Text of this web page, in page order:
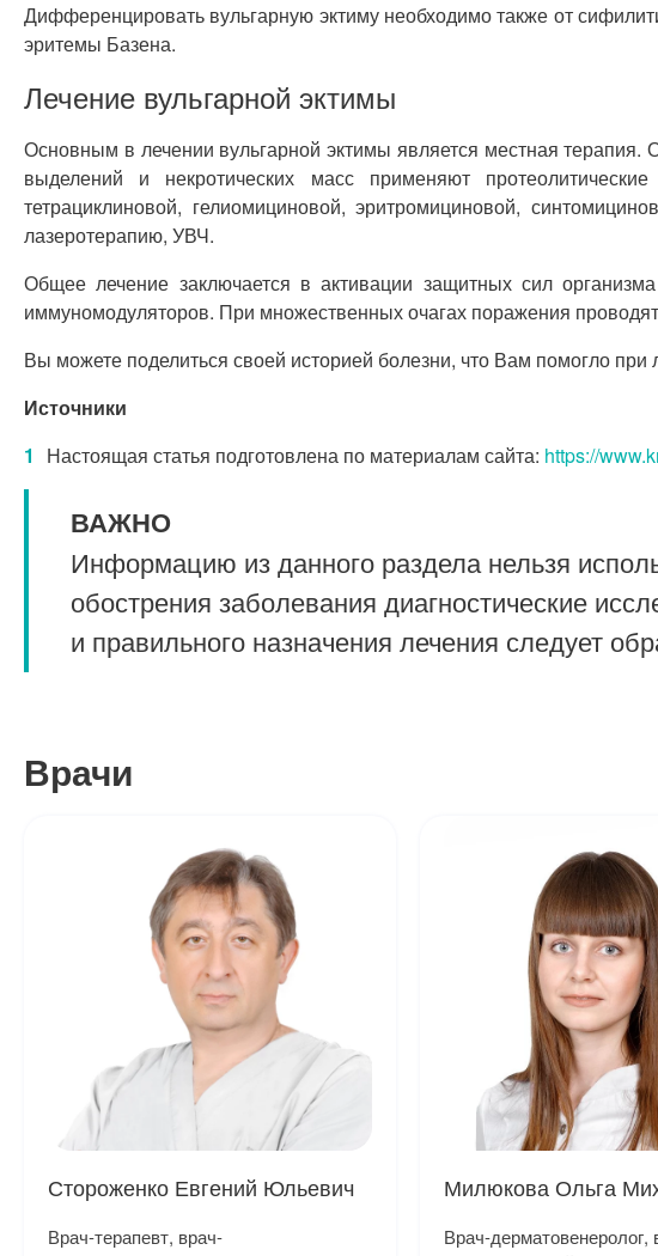
Дифференцировать вульгарную эктиму необходимо также от
эритемы Базена.
Лечение вульгарной эктимы
Основным в лечении вульгарной эктимы является местная
выделений и некротических масс применяют
тетрациклиновой, гелиомициновой, эритромициновой,
лазеротерапию, УВЧ.
Общее лечение заключается в активации защитных сил
иммуномодуляторов. При множественных очагах поражения
Вы можете поделиться своей историей болезни, что Вам помогло при
Источники
Настоящая статья подготовлена по материалам сайта: https://
ВАЖНО
Информацию из данного раздела нельзя
обострения заболевания диагностические
и правильного назначения лечения следует
Врачи
Стороженко Евгений Юльевич
Врач-терапевт, врач-
Милюкова Ольга
Врач-дерматовенеролог,